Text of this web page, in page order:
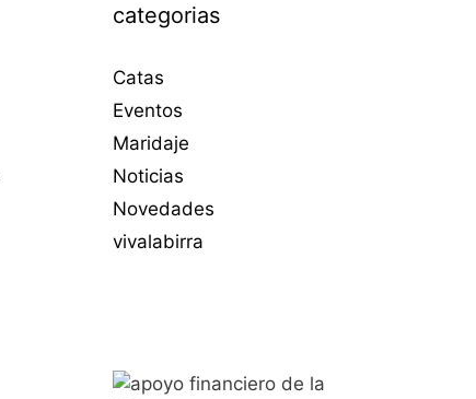
categorias
Catas
Eventos
Maridaje
Noticias
Novedades
vivalabirra